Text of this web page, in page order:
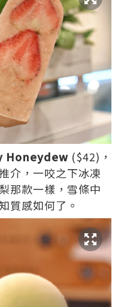
Honeydew ($42)，
介，一咬之下冰凍
那款一樣，雪條中
質感如何了。